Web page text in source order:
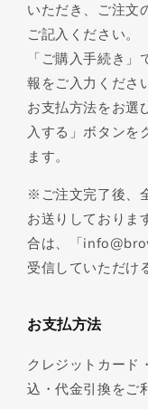
いただき、ご注文
ご記入ください。
「ご購入手続き
報をご入力くださ
お支払方法をお選
入する」ボタンを
ます。
※ご注文完了後、
お送りしておりま
合は、「
受信していただけ
お支払方法
クレジットカー
込・代金引換をご